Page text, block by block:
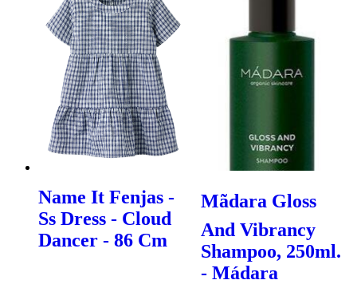
Name It Fenjas -
Ss Dress - Cloud
Dancer - 86 Cm
Mãdara Gloss
And Vibrancy
Shampoo, 250ml.
- Mádara